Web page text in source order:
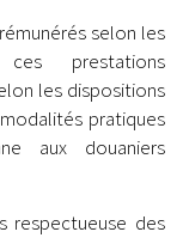
selon les
ces prestations
les dispositions
pratiques
aux douaniers
respectueuse des